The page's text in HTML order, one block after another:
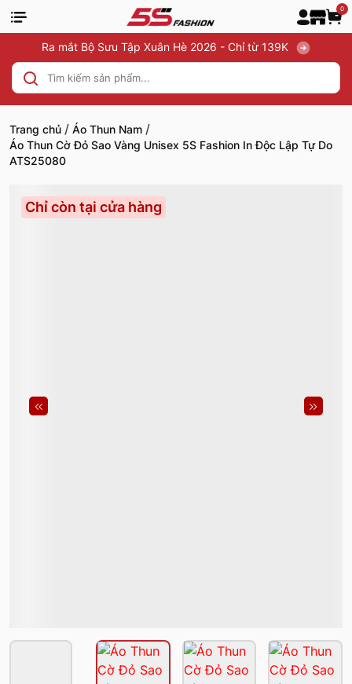
0
Ra mắt Bộ Sưu Tập Xuân Hè 2026 - Chỉ từ 139K
Trang chủ / Áo Thun Nam /
Áo Thun Cờ Đỏ Sao Vàng Unisex 5S Fashion In Độc Lập Tự Do
ATS25080
Chỉ còn tại cửa hàng